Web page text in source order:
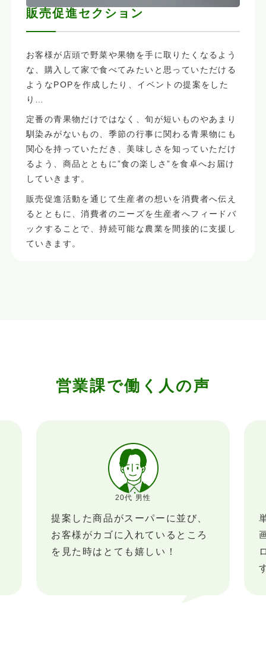
販売促進セクション
お客様が店頭で野菜や果物を手に取りたくなるよう
な、購入して家で食べてみたいと思っていただける
ようなPOPを作成したり、イベントの提案をした
り…
定番の青果物だけではなく、旬が短いものやあまり
馴染みがないもの、季節の行事に関わる青果物にも
関心を持っていただき、美味しさを知っていただけ
るよう、商品とともに”食の楽しさ”を食卓へお届け
していきます。
販売促進活動を通じて生産者の想いを消費者へ伝え
るとともに、消費者のニーズを生産者へフィードバ
ックすることで、持続可能な農業を間接的に支援し
ていきます。
営業課で働く人の声
20代 男性
提案した商品がスーパーに並び、
お客様がカゴに入れているところ
を見た時はとても嬉しい！